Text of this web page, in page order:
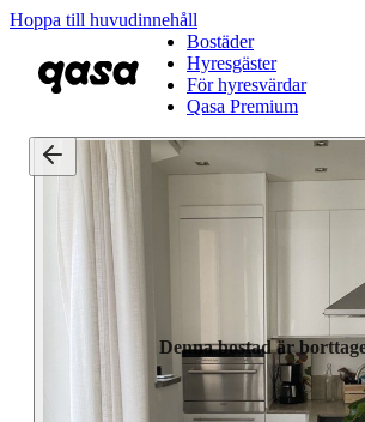
Hoppa till huvudinnehåll
Bostäder
Hyresgäster
För hyresvärdar
Qasa Premium
Denna bostad är